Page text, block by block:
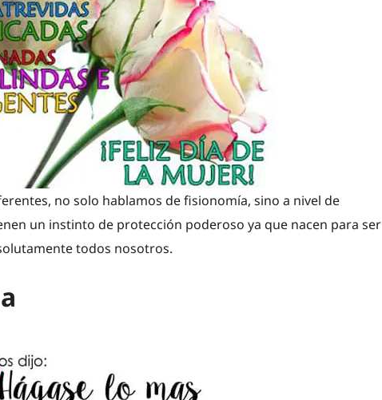
no solo hablamos de fisionomía, sino a nivel de
un instinto de protección poderoso ya que nacen para ser
todos nosotros.